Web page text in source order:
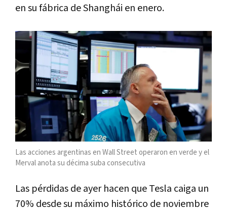
en su fábrica de Shanghái en enero.
Las acciones argentinas en Wall Street operaron en verde y el
Merval anota su décima suba consecutiva
Las pérdidas de ayer hacen que Tesla caiga un
70% desde su máximo histórico de noviembre